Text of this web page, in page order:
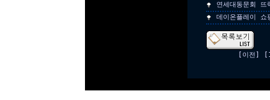
연세대동문회
데이온플레이 쇼
[이전]